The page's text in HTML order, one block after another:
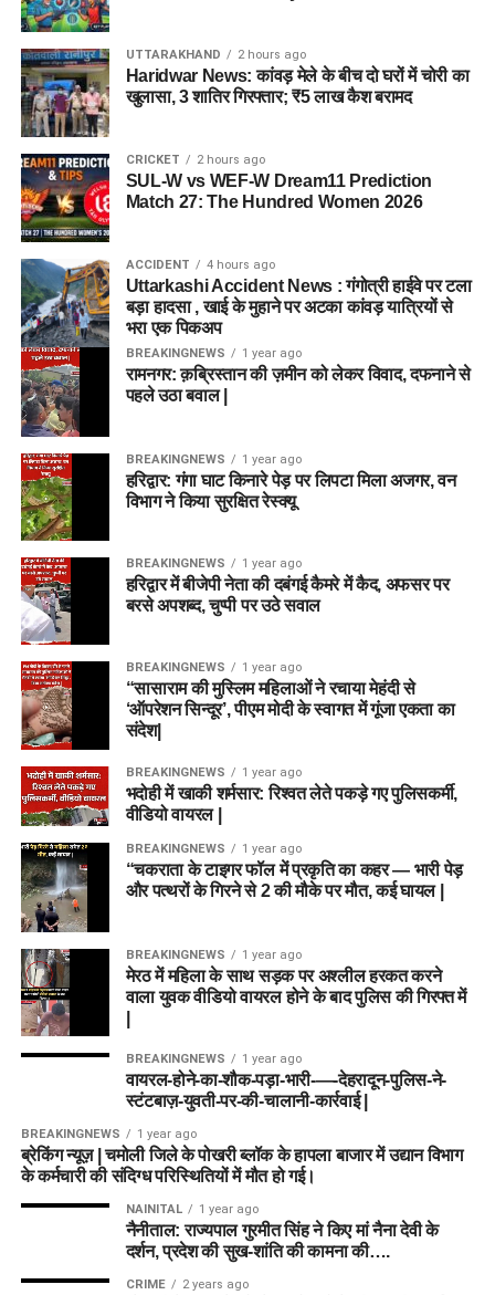
UTTARAKHAND 2 hours ago
Haridwar News: कांवड़ मेले के बीच दो घरों में चोरी का
खुलासा, 3 शातिर गिरफ्तार; ₹5 लाख कैश बरामद
CRICKET 2 hours ago
SUL-W vs WEF-W Dream11 Prediction
Match 27: The Hundred Women 2026
ACCIDENT 4 hours ago
Uttarkashi Accident News : गंगोत्री हाईवे पर टला
बड़ा हादसा , खाई के मुहाने पर अटका कांवड़ यात्रियों से
भरा एक पिकअप
BREAKINGNEWS 1 year ago
रामनगर: क़ब्रिस्तान की ज़मीन को लेकर विवाद, दफनाने से
पहले उठा बवाल |
BREAKINGNEWS 1 year ago
हरिद्वार: गंगा घाट किनारे पेड़ पर लिपटा मिला अजगर, वन
विभाग ने किया सुरक्षित रेस्क्यू
BREAKINGNEWS 1 year ago
हरिद्वार में बीजेपी नेता की दबंगई कैमरे में कैद, अफसर पर
बरसे अपशब्द, चुप्पी पर उठे सवाल
BREAKINGNEWS 1 year ago
“सासाराम की मुस्लिम महिलाओं ने रचाया मेहंदी से
‘ऑपरेशन सिन्दूर’, पीएम मोदी के स्वागत में गूंजा एकता का
संदेश|
BREAKINGNEWS 1 year ago
भदोही में खाकी शर्मसार: रिश्वत लेते पकड़े गए पुलिसकर्मी,
वीडियो वायरल |
BREAKINGNEWS 1 year ago
“चकराता के टाइगर फॉल में प्रकृति का कहर — भारी पेड़
और पत्थरों के गिरने से 2 की मौके पर मौत, कई घायल |
BREAKINGNEWS 1 year ago
मेरठ में महिला के साथ सड़क पर अश्लील हरकत करने
वाला युवक वीडियो वायरल होने के बाद पुलिस की गिरफ्त में
BREAKINGNEWS 1 year ago
वायरल-होने-का-शौक-पड़ा-भारी-—-देहरादून-पुलिस-ने-
स्टंटबाज़-युवती-पर-की-चालानी-कार्रवाई |
BREAKINGNEWS 1 year ago
ब्रेकिंग न्यूज़ | चमोली जिले के पोखरी ब्लॉक के हापला बाजार में उद्यान विभाग
के कर्मचारी की संदिग्ध परिस्थितियों में मौत हो गई।
NAINITAL 1 year ago
नैनीताल: राज्यपाल गुरमीत सिंह ने किए मां नैना देवी के
दर्शन, प्रदेश की सुख-शांति की कामना की….
CRIME 2 years ago